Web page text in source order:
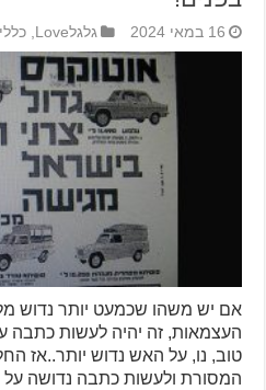
16 במאי 2024 גלגלLove , כללי,
אם יש משהו שכמעט יותר נדוש
העצמאות, זה יהיה לעשות כתבה
טוב, נו, על האש נדוש יותר..אז
המסורת ולעשות כתבה נדושה על